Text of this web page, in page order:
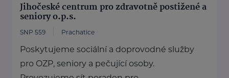
Jihočeské centrum pro zdravotně postižené a
seniory o.p.s.
SNP 559 Prachatice
Poskytujeme sociální a doprovodné služby
pro OZP, seniory a pečující osoby.